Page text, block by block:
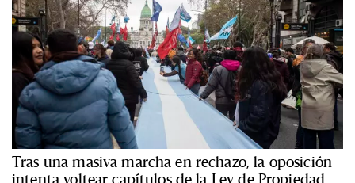
Tras una masiva marcha en rechazo, la oposición
intenta voltear capítulos de la Ley de Propiedad